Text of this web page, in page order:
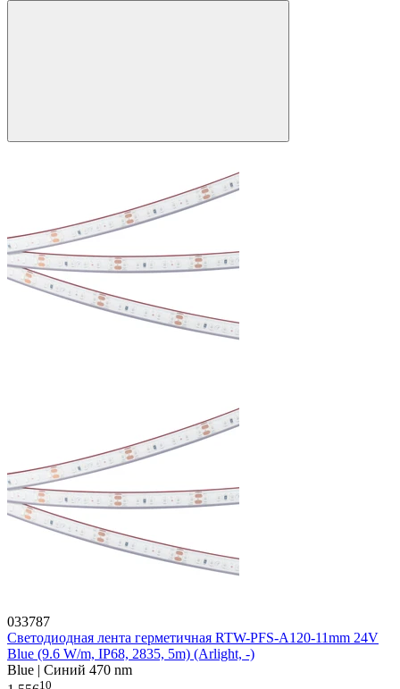
033787
Светодиодная лента герметичная RTW-PFS-A120-11mm 24V
Blue (9.6 W/m, IP68, 2835, 5m) (Arlight, -)
Blue | Синий 470 nm
10